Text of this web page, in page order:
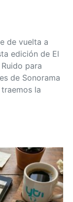
de vuelta a
edición de El
para
de Sonorama
la